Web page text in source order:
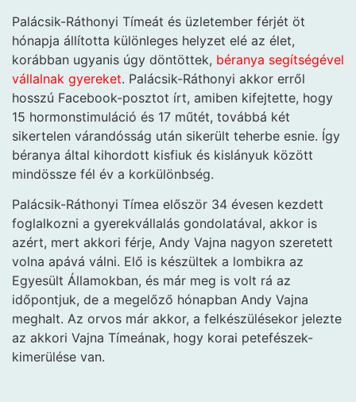
Palácsik-Ráthonyi Tímeát és üzletember férjét öt
hónapja állította különleges helyzet elé az élet,
korábban ugyanis úgy döntöttek, béranya segítségével
vállalnak gyereket. Palácsik-Ráthonyi akkor erről
hosszú Facebook-posztot írt, amiben kifejtette, hogy
15 hormonstimuláció és 17 műtét, továbbá két
sikertelen várandósság után sikerült teherbe esnie. Így
béranya által kihordott kisfiuk és kislányuk között
mindössze fél év a korkülönbség.
Palácsik-Ráthonyi Tímea először 34 évesen kezdett
foglalkozni a gyerekvállalás gondolatával, akkor is
azért, mert akkori férje, Andy Vajna nagyon szeretett
volna apává válni. Elő is készültek a lombikra az
Egyesült Államokban, és már meg is volt rá az
időpontjuk, de a megelőző hónapban Andy Vajna
meghalt. Az orvos már akkor, a felkészülésekor jelezte
az akkori Vajna Tímeának, hogy korai petefészek-
kimerülése van.